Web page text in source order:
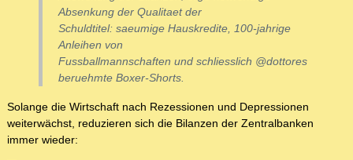
Absenkung der Qualitaet der
Schuldtitel: saeumige Hauskredite, 100-jahrige
Anleihen von
Fussballmannschaften und schliesslich @dottores
beruehmte Boxer-Shorts.
Solange die Wirtschaft nach Rezessionen und Depressionen
weiterwächst, reduzieren sich die Bilanzen der Zentralbanken
immer wieder: